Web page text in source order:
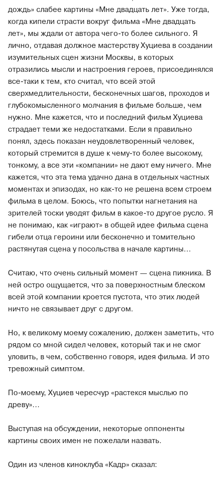
дождь» слабее картины «Мне двадцать лет». Уже тогда,
когда кипели страсти вокруг фильма «Мне двадцать
лет», мы ждали от автора чего-то более сильного. Я
лично, отдавая должное мастерству Хуциева в создании
изумительных сцен жизни Москвы, в которых
отразились мысли и настроения героев, присоединялся
все-таки к тем, кто считал, что всей этой
сверхмедлительности, бесконечных шагов, проходов и
глубокомысленного молчания в фильме больше, чем
нужно. Мне кажется, что и последний фильм Хуциева
страдает теми же недостатками. Если я правильно
понял, здесь показан неудовлетворенный человек,
который стремится в душе к чему-то более высокому,
тонкому, а все эти «компании» не дают ему ничего. Мне
кажется, что эта тема удачно дана в отдельных частных
моментах и эпизодах, но как-то не решена всем строем
фильма в целом. Боюсь, что попытки нагнетания на
зрителей тоски уводят фильм в какое-то другое русло. Я
не понимаю, как «играют» в общей идее фильма сцена
гибели отца героини или бесконечно и томительно
растянутая сцена у посольства в начале картины...
Считаю, что очень сильный момент — сцена пикника. В
ней остро ощущается, что за поверхностным блеском
всей этой компании кроется пустота, что этих людей
ничто не связывает друг с другом.
Но, к великому моему сожалению, должен заметить, что
рядом со мной сидел человек, который так и не смог
уловить, в чем, собственно говоря, идея фильма. И это
тревожный симптом.
По-моему, Хуциев чересчур «растекся мыслью по
древу»...
Выступая на обсуждении, некоторые оппоненты
картины своих имен не пожелали назвать.
Один из членов киноклуба «Кадр» сказал: